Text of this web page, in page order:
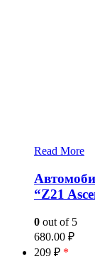
Read More
“Z21
0 out of 5
680.00 ₽
209 ₽ *